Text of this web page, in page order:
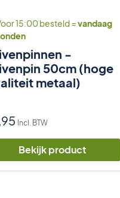
15:00 besteld =vandaag
-
50cm (hoge
metaal)
Incl. BTW
Bekijk product